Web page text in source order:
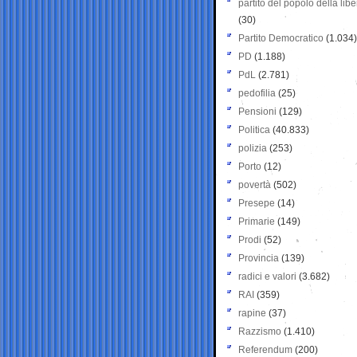
partito del popolo della
(30)
Partito Democratico (1.034)
PD (1.188)
PdL (2.781)
pedofilia (25)
Pensioni (129)
Politica (40.833)
polizia (253)
Porto (12)
povertà (502)
Presepe (14)
Primarie (149)
Prodi (52)
Provincia (139)
radici e valori (3.682)
RAI (359)
rapine (37)
Razzismo (1.410)
Referendum (200)